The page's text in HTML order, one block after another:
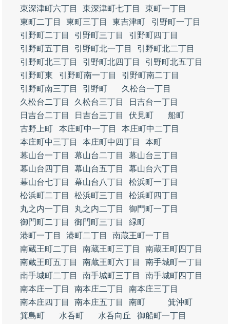
東深津町六丁目
東深津町七丁目
東町一丁目
東町二丁目
東町三丁目 東吉津町
引野町一丁目
引野町二丁目
引野町三丁目
引野町四丁目
引野町五丁目
引野町北一丁目
引野町北二丁目
引野町北三丁目
引野町北四丁目
引野町北五丁目
引野町東
引野町南一丁目
引野町南二丁目
引野町南三丁目
引野町
久松台一丁目
久松台二丁目
久松台三丁目
日吉台一丁目
日吉台二丁目
日吉台三丁目 伏見町
船町
古野上町
本庄町中一丁目
本庄町中二丁目
本庄町中三丁目
本庄町中四丁目
本町
幕山台一丁目
幕山台二丁目
幕山台三丁目
幕山台四丁目
幕山台五丁目
幕山台六丁目
幕山台七丁目
幕山台八丁目
松浜町一丁目
松浜町二丁目
松浜町三丁目
松浜町四丁目
丸之内一丁目
丸之内二丁目
御門町一丁目
御門町二丁目
御門町三丁目
緑町
港町一丁目
港町二丁目
南蔵王町一丁目
南蔵王町二丁目
南蔵王町三丁目
南蔵王町四丁目
南蔵王町五丁目
南蔵王町六丁目
南手城町一丁目
南手城町二丁目
南手城町三丁目
南手城町四丁目
南本庄一丁目
南本庄二丁目
南本庄三丁目
南本庄四丁目
南本庄五丁目 南町
箕沖町
箕島町
水呑町 水呑向丘
御船町一丁目